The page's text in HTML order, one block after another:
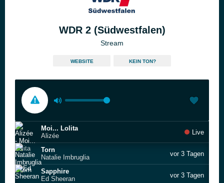
WDR 2 (Südwestfalen)
Stream
WEBSITE KEIN TON?
Moi... Lolita
Alizée
Live
Torn
Natalie Imbruglia
vor 3 Tagen
Sapphire
Ed Sheeran
vor 3 Tagen